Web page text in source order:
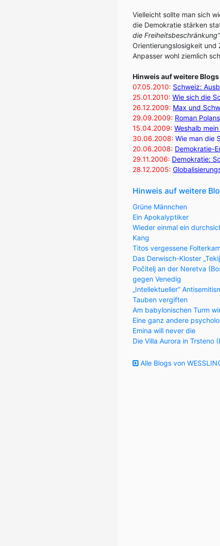
Vielleicht sollte man sich
die Demokratie stärken
die Freiheitsbeschränkung“
Orientierungslosigkeit und
Anpasser wohl ziemlich
Hinweis auf weitere
07.05.2010: Schweiz:
25.01.2010: Wie sich die
26.12.2009: Max und
29.09.2009: Roman
15.04.2009: Weshalb
30.06.2008: Wie man die
20.06.2008: Demokratie-
29.11.2006: Demokratie:
28.12.2005:
Hinweis auf weitere
Grüne Männchen
Ein Apokalyptiker
Wieder einmal ein
Kang
Titos vergessene
Das Derwisch-Kloster
Počitelj an der Neretva
gegen Venedig
„Intellektueller“
Tauben vergiften
Am babylonischen Turm
Eine ganz andere
Emina will never die
Die Villa Aurora in Trsteno
Alle Blogs von